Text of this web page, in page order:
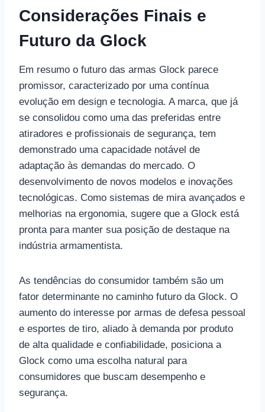
Considerações Finais e
Futuro da Glock
Em resumo o futuro das armas Glock parece
promissor, caracterizado por uma contínua
evolução em design e tecnologia. A marca, que já
se consolidou como uma das preferidas entre
atiradores e profissionais de segurança, tem
demonstrado uma capacidade notável de
adaptação às demandas do mercado. O
desenvolvimento de novos modelos e inovações
tecnológicas. Como sistemas de mira avançados e
melhorias na ergonomia, sugere que a Glock está
pronta para manter sua posição de destaque na
indústria armamentista.
As tendências do consumidor também são um
fator determinante no caminho futuro da Glock. O
aumento do interesse por armas de defesa pessoal
e esportes de tiro, aliado à demanda por produto
de alta qualidade e confiabilidade, posiciona a
Glock como uma escolha natural para
consumidores que buscam desempenho e
segurança.